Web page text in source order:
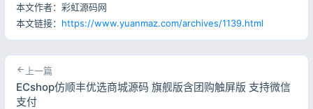
本文作者：彩虹源码网
本文链接： https://www.yuanmaz.com/archives/1139.html
上一篇
ECshop仿顺丰优选商城源码 旗舰版含团购触屏版 支持微信
支付